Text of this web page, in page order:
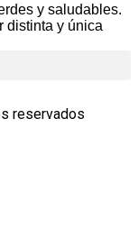
y saludables.
distinta y única
reservados